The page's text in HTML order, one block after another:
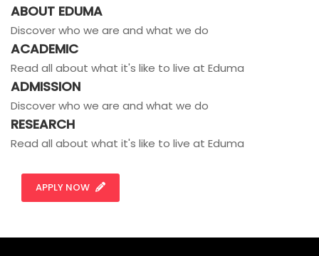
ABOUT EDUMA
Discover who we are and what we do
ACADEMIC
Read all about what it's like to live at Eduma
ADMISSION
Discover who we are and what we do
RESEARCH
Read all about what it's like to live at Eduma
APPLY NOW